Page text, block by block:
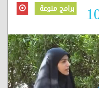
برامج منوعة